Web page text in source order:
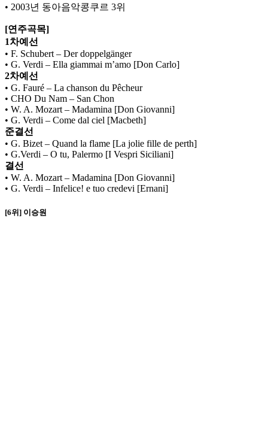
• 2003년 동아음악콩쿠르 3위
[연주곡목]
1차예선
• F. Schubert – Der doppelgänger
• G. Verdi – Ella giammai m’amo [Don Carlo]
2차예선
• G. Fauré – La chanson du Pêcheur
• CHO Du Nam – San Chon
• W. A. Mozart – Madamina [Don Giovanni]
• G. Verdi – Come dal ciel [Macbeth]
준결선
• G. Bizet – Quand la flame [La jolie fille de perth]
• G.Verdi – O tu, Palermo [I Vespri Siciliani]
결선
• W. A. Mozart – Madamina [Don Giovanni]
• G. Verdi – Infelice! e tuo credevi [Ernani]
[6위] 이승원